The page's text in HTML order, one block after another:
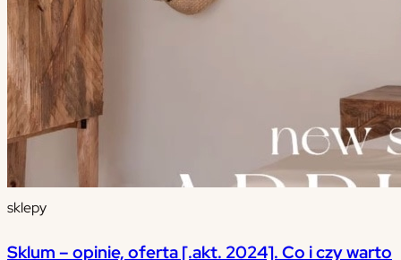
sklepy
Sklum – opinie, oferta [.akt. 2024]. Co i czy warto